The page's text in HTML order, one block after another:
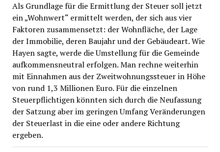
Als Grundlage für die Ermittlung der Steuer soll jetzt
ein „Wohnwert“ ermittelt werden, der sich aus vier
Faktoren zusammensetzt: der Wohnfläche, der Lage
der Immobilie, deren Baujahr und der Gebäudeart. Wie
Hayen sagte, werde die Umstellung für die Gemeinde
aufkommensneutral erfolgen. Man rechne weiterhin
mit Einnahmen aus der Zweitwohnungssteuer in Höhe
von rund 1,3 Millionen Euro. Für die einzelnen
Steuerpflichtigen könnten sich durch die Neufassung
der Satzung aber im geringen Umfang Veränderungen
der Steuerlast in die eine oder andere Richtung
ergeben.